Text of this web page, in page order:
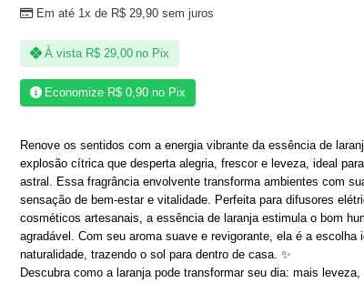
Em até 1x de R$ 29,90 sem juros
À vista R$29,00 no Pix
Economize R$ 0,90 no Pix
Renove os sentidos com a energia vibrante da essência de
explosão cítrica que desperta alegria, frescor e leveza, ideal
astral. Essa fragrância envolvente transforma ambientes com
sensação de bem-estar e vitalidade. Perfeita para difusores
cosméticos artesanais, a essência de laranja estimula o bom
agradável. Com seu aroma suave e revigorante, ela é a escolha
naturalidade, trazendo o sol para dentro de casa. ✨
Descubra como a laranja pode transformar seu dia: mais